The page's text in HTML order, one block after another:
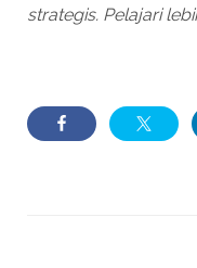
strategis. Pelajari